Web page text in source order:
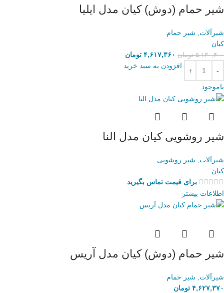
شیر حمام (دوش) کیان مدل ایلیا
شیرآلات, شیر حمام
کیان
۵,۱۳۰,۴۰۰ تومان ۴,۶۱۷,۳۶۰ تومان
افزودن به سبد خرید
ناموجود
شیر روشویی کیان مدل النا
شیرآلات
شیر روشویی
کیان
برای قیمت تماس بگیرید
اطلاعات بیشتر
شیر حمام (دوش) کیان مدل آریس
شیرآلات, شیر حمام
۴,۶۲۷,۳۷۰ تومان